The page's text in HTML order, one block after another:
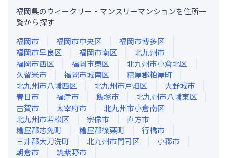
福岡県のウィークリー・マンスリーマンションを住所一
覧から探す
福岡市
福岡市中央区
福岡市博多区
福岡市早良区
福岡市南区
北九州市
福岡市西区
福岡市東区
北九州市小倉北区
久留米市
福岡市城南区
糟屋郡粕屋町
北九州市八幡西区
北九州市戸畑区
大野城市
春日市
福津市 飯塚市
北九州市八幡東区
古賀市
太宰府市
北九州市小倉南区
北九州市若松区
宗像市
直方市
糟屋郡志免町
糟屋郡篠栗町
行橋市
三井郡大刀洗町
北九州市門司区
小郡市
朝倉市
筑紫野市